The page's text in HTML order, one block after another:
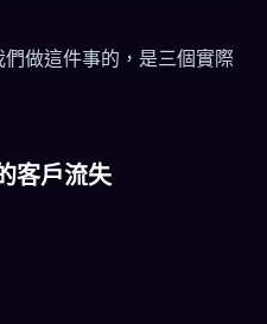
做這件事的，是三個實際
客戶流失